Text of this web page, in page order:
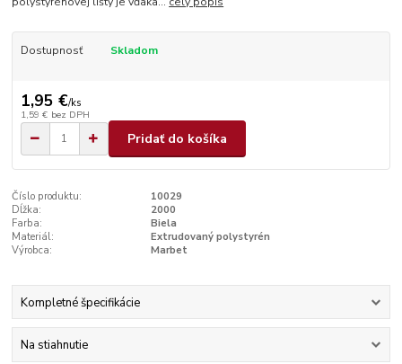
Dostupnosť Skladom
1,95 €/ks
1,59 € bez DPH
Pridať do košíka
Číslo produktu:
10029
Dĺžka:
2000
Farba:
Biela
Materiál:
Extrudovaný polystyrén
Výrobca:
Marbet
Kompletné špecifikácie
Na stiahnutie